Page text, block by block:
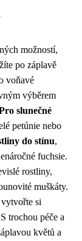
možností,
po záplavě
voňavé
výběrem
slunečné
petúnie nebo
do stínu,
fuchsie.
rostliny,
muškáty.
si
trochou péče a
květů a